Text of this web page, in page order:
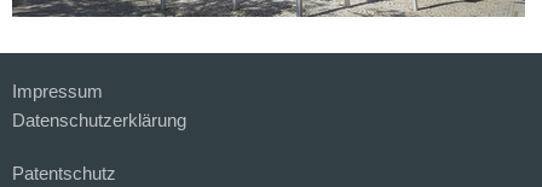
Impressum
Datenschutzerklärung
Patentschutz